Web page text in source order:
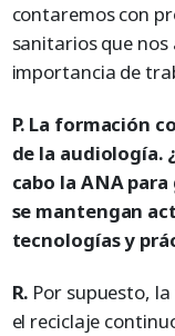
contaremos con
sanitarios que
importancia de
P. La formación
de la audiología.
cabo la ANA
se mantengan
tecnologías y
R. Por supuesto,
el reciclaje